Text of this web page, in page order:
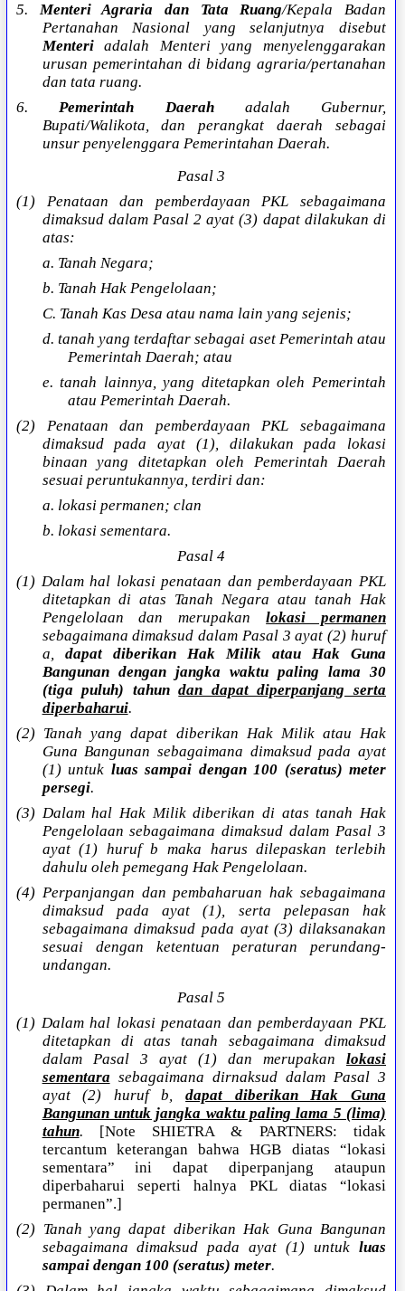
5.Menteri Agraria dan Tata Ruang/Kepala Badan
Pertanahan Nasional yang selanjutnya disebut
Menteriadalah Menteri yang menyelenggarakan
urusan pemerintahan di bidang agraria/pertanahan
dan tata ruang.
6.Pemerintah Daerahadalah Gubernur,
Bupati/Walikota, dan perangkat daerah sebagai
unsur penyelenggara Pemerintahan Daerah.
Pasal 3
(1) Penataan dan pemberdayaan PKL sebagaimana
dimaksud dalam Pasal 2 ayat (3) dapat dilakukan di
atas:
a. Tanah Negara;
b. Tanah Hak Pengelolaan;
C. Tanah Kas Desa atau nama lain yang sejenis;
d. tanah yang terdaftar sebagai aset Pemerintah atau
Pemerintah Daerah; atau
e. tanah lainnya, yang ditetapkan oleh Pemerintah
atau Pemerintah Daerah.
(2) Penataan dan pemberdayaan PKL sebagaimana
dimaksud pada ayat (1), dilakukan pada lokasi
binaan yang ditetapkan oleh Pemerintah Daerah
sesuai peruntukannya, terdiri dan:
a. lokasi permanen; clan
b. lokasi sementara.
Pasal 4
(1) Dalam hal lokasi penataan dan pemberdayaan PKL
ditetapkan di atas Tanah Negara atau tanah Hak
Pengelolaan dan merupakanlokasi permanen
sebagaimana dimaksud dalam Pasal 3 ayat (2) huruf
a, dapat diberikan Hak Milik atau Hak Guna
Bangunan dengan jangka waktu paling lama 30
(tiga puluh) tahundan dapat diperpanjang serta
diperbaharui.
(2) Tanah yang dapat diberikan Hak Milik atau Hak
Guna Bangunan sebagaimana dimaksud pada ayat
(1) untuk luas sampai dengan 100 (seratus) meter
persegi.
(3) Dalam hal Hak Milik diberikan di atas tanah Hak
Pengelolaan sebagaimana dimaksud dalam Pasal 3
ayat (1) huruf b maka harus dilepaskan terlebih
dahulu oleh pemegang Hak Pengelolaan.
(4) Perpanjangan dan pembaharuan hak sebagaimana
dimaksud pada ayat (1), serta pelepasan hak
sebagaimana dimaksud pada ayat (3) dilaksanakan
sesuai dengan ketentuan peraturan perundang-
undangan.
Pasal 5
(1) Dalam hal lokasi penataan dan pemberdayaan PKL
ditetapkan di atas tanah sebagaimana dimaksud
dalam Pasal 3 ayat (1) dan merupakan lokasi
sementara sebagaimana dirnaksud dalam Pasal 3
ayat (2) huruf b,dapat diberikan Hak Guna
Bangunan untuk jangka waktu paling lama 5 (lima)
tahun. [Note SHIETRA & PARTNERS: tidak
tercantum keterangan bahwa HGB diatas “lokasi
sementara” ini dapat diperpanjang ataupun
diperbaharui seperti halnya PKL diatas “lokasi
permanen”.]
(2) Tanah yang dapat diberikan Hak Guna Bangunan
sebagaimana dimaksud pada ayat (1) untuk luas
sampai dengan 100 (seratus) meter.